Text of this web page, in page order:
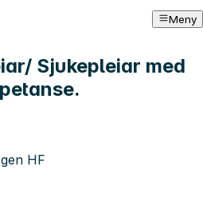
Meny
Sjukepleiar med
HF